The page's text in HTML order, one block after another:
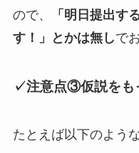
ので、
「明日提出す
す！」とかは無しで
✓注意点③仮説をも
たとえば以下のよう